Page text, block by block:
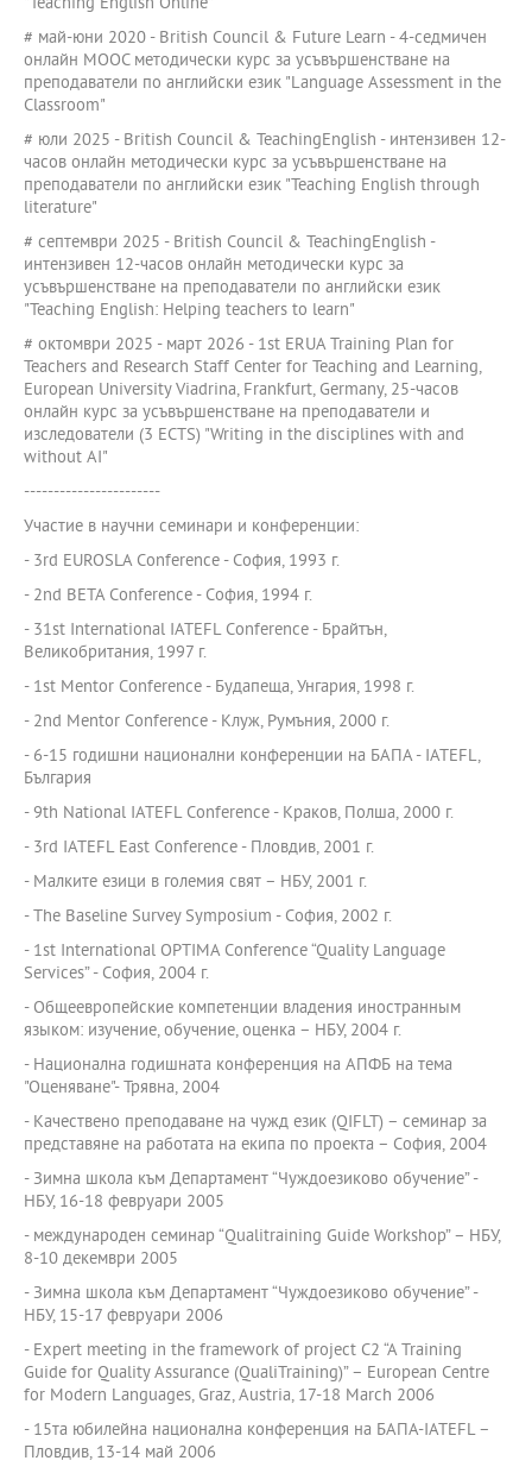
# май-юни 2020 - British Council & Future Learn - 4-седмичен
онлайн MOOC методически курс за усъвършенстване на
преподаватели по английски език "Language Assessment in the
Classroom"
# юли 2025 - British Council & TeachingEnglish - интензивен 12-
часов онлайн методически курс за усъвършенстване на
преподаватели по английски език "Teaching English through
literature"
# септември 2025 - British Council & TeachingEnglish -
интензивен 12-часов онлайн методически курс за
усъвършенстване на преподаватели по английски език
"Teaching English: Helping teachers to learn"
# октомври 2025 - март 2026 - 1st ERUA Training Plan for
Teachers and Research Staff Center for Teaching and Learning,
European University Viadrina, Frankfurt, Germany, 25-часов
онлайн курс за усъвършенстване на преподаватели и
изследователи (3 ECTS) "Writing in the disciplines with and
without AI"
-----------------------
Участие в научни семинари и конференции:
- 3rd EUROSLA Conference - София, 1993 г.
- 2nd BETA Conference - София, 1994 г.
- 31st International IATEFL Conference - Брайтън,
Великобритания, 1997 г.
- 1st Mentor Conference - Будапеща, Унгария, 1998 г.
- 2nd Mentor Conference - Клуж, Румъния, 2000 г.
- 6-15 годишни национални конференции на БАПА - IATEFL,
България
- 9th National IATEFL Conference - Краков, Полша, 2000 г.
- 3rd IATEFL East Conference - Пловдив, 2001 г.
- Малките езици в големия свят – НБУ, 2001 г.
- The Baseline Survey Symposium - София, 2002 г.
- 1st International OPTIMA Conference “Quality Language
Services” - София, 2004 г.
- Общеевропейские компетенции владения иностранным
языком: изучение, обучение, оценка – НБУ, 2004 г.
- Национална годишната конференция на АПФБ на тема
"Оценяване"- Трявна, 2004
- Качествено преподаване на чужд език (QIFLT) – семинар за
представяне на работата на екипа по проекта – София, 2004
- Зимна школа към Департамент “Чуждоезиково обучение” -
НБУ, 16-18 февруари 2005
- международен семинар “Qualitraining Guide Workshop” – НБУ,
8-10 декември 2005
- Зимна школа към Департамент “Чуждоезиково обучение” -
НБУ, 15-17 февруари 2006
- Expert meeting in the framework of project C2 “A Training
Guide for Quality Assurance (QualiTraining)” – European Centre
for Modern Languages, Graz, Austria, 17-18 March 2006
- 15та юбилейна национална конференция на БАПА-IATEFL –
Пловдив, 13-14 май 2006